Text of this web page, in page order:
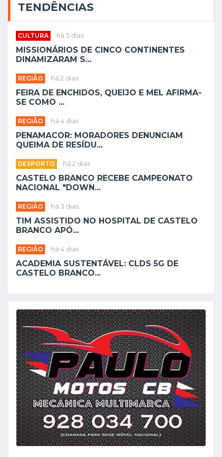
TENDÊNCIAS
CULTURA há 5 dias
MISSIONÁRIOS DE CINCO CONTINENTES
DINAMIZARAM S...
REGIÃO há 2 dias
FEIRA DE ENCHIDOS, QUEIJO E MEL AFIRMA-
SE COMO ...
REGIÃO há 4 dias
PENAMACOR: MORADORES DENUNCIAM
QUEIMA DE RESÍDU...
DESPORTO há 2 dias
CASTELO BRANCO RECEBE CAMPEONATO
NACIONAL "DOWN...
REGIÃO há 3 dias
TIM ASSISTIDO NO HOSPITAL DE CASTELO
BRANCO APÓ...
REGIÃO há 4 dias
ACADEMIA SUSTENTÁVEL: CLDS 5G DE
CASTELO BRANCO...